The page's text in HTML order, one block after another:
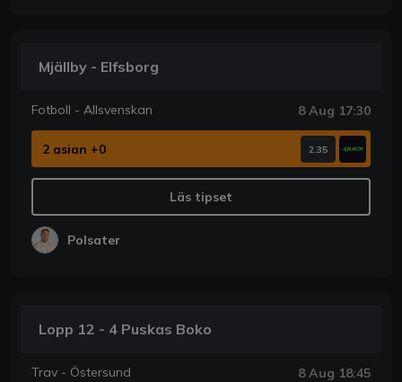
Mjällby - Elfsborg
Fotboll - Allsvenskan 8 Aug 17:30
2 asian +0 2.35
Läs tipset
Polsater
Lopp 12 - 4 Puskas Boko
Trav - Östersund 8 Aug 18:45